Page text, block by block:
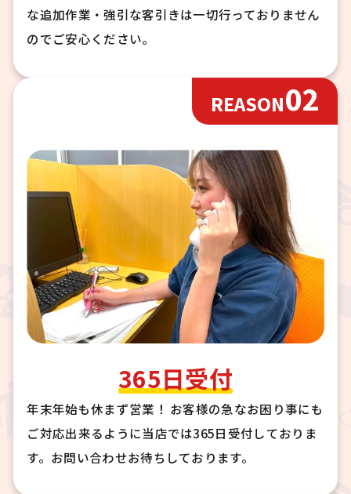
な追加作業・強引な客引きは一切行っておりません
のでご安心ください。
REASON02
365日受付
年末年始も休まず営業！ お客様の急なお困り事にも
ご対応出来るように当店では365日受付しておりま
す。お問い合わせお待ちしております。